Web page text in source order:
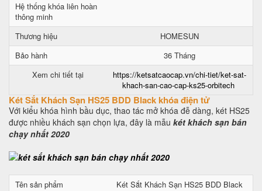
Hệ thống khóa liên hoàn
thông minh
Thương hiệu
HOMESUN
Bảo hành
36 Tháng
Xem chi tiết tại
https://ketsatcaocap.vn/chi-tiet/ket-sat-
khach-san-cao-cap-ks25-orbitech
Két Sắt Khách Sạn HS25 BDD Black khóa điện tử
Với kiểu khóa hình bầu dục, thao tác mở khóa đễ dàng, két HS25
được nhiều khách sạn chọn lựa, đây là mẫu két khách sạn bán
chạy nhất 2020
Tên sản phẩm Két Sắt Khách Sạn HS25 BDD Black